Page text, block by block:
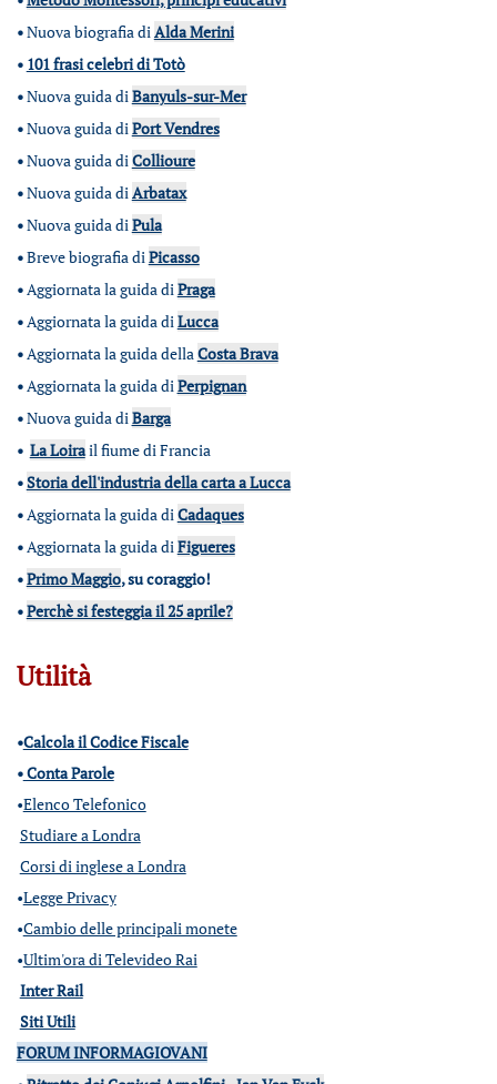
•Nuova biografia diAlda Merini
• 101 frasi celebri di Totò
•Nuova guida diBanyuls-sur-Mer
•Nuova guida diPort Vendres
•Nuova guida diCollioure
•Nuova guida diArbatax
•Nuova guida diPula
•Breve biografia diPicasso
•Aggiornata la guida diPraga
•Aggiornata la guida diLucca
•Aggiornata la guida dellaCosta Brava
•Aggiornata la guida diPerpignan
•Nuova guida diBarga
• La Loirail fiume di Francia
•Storia dell'industria della carta a Lucca
•Aggiornata la guida diCadaques
•Aggiornata la guida diFigueres
•Primo Maggio, su coraggio!
•Perchè si festeggia il 25 aprile?
Utilità
•Calcola il Codice Fiscale
•Conta Parole
•Elenco Telefonico
Studiare a Londra
Corsi di inglese a Londra
•Legge Privacy
•Cambio delle principali monete
•Ultim'ora di Televideo Rai
Inter Rail
Siti Utili
FORUM INFORMAGIOVANI